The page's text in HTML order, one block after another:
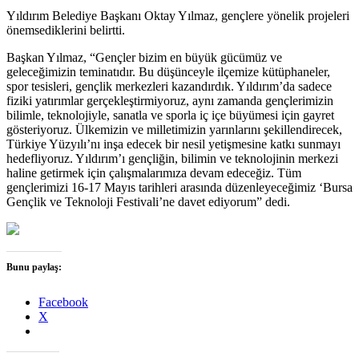
Yıldırım Belediye Başkanı Oktay Yılmaz, gençlere yönelik projeleri
önemsediklerini belirtti.
Başkan Yılmaz, “Gençler bizim en büyük gücümüz ve
geleceğimizin teminatıdır. Bu düşünceyle ilçemize kütüphaneler,
spor tesisleri, gençlik merkezleri kazandırdık. Yıldırım’da sadece
fiziki yatırımlar gerçekleştirmiyoruz, aynı zamanda gençlerimizin
bilimle, teknolojiyle, sanatla ve sporla iç içe büyümesi için gayret
gösteriyoruz. Ülkemizin ve milletimizin yarınlarını şekillendirecek,
Türkiye Yüzyılı’nı inşa edecek bir nesil yetişmesine katkı sunmayı
hedefliyoruz. Yıldırım’ı gençliğin, bilimin ve teknolojinin merkezi
haline getirmek için çalışmalarımıza devam edeceğiz. Tüm
gençlerimizi 16-17 Mayıs tarihleri arasında düzenleyeceğimiz ‘Bursa
Gençlik ve Teknoloji Festivali’ne davet ediyorum” dedi.
Bunu paylaş:
Facebook
X